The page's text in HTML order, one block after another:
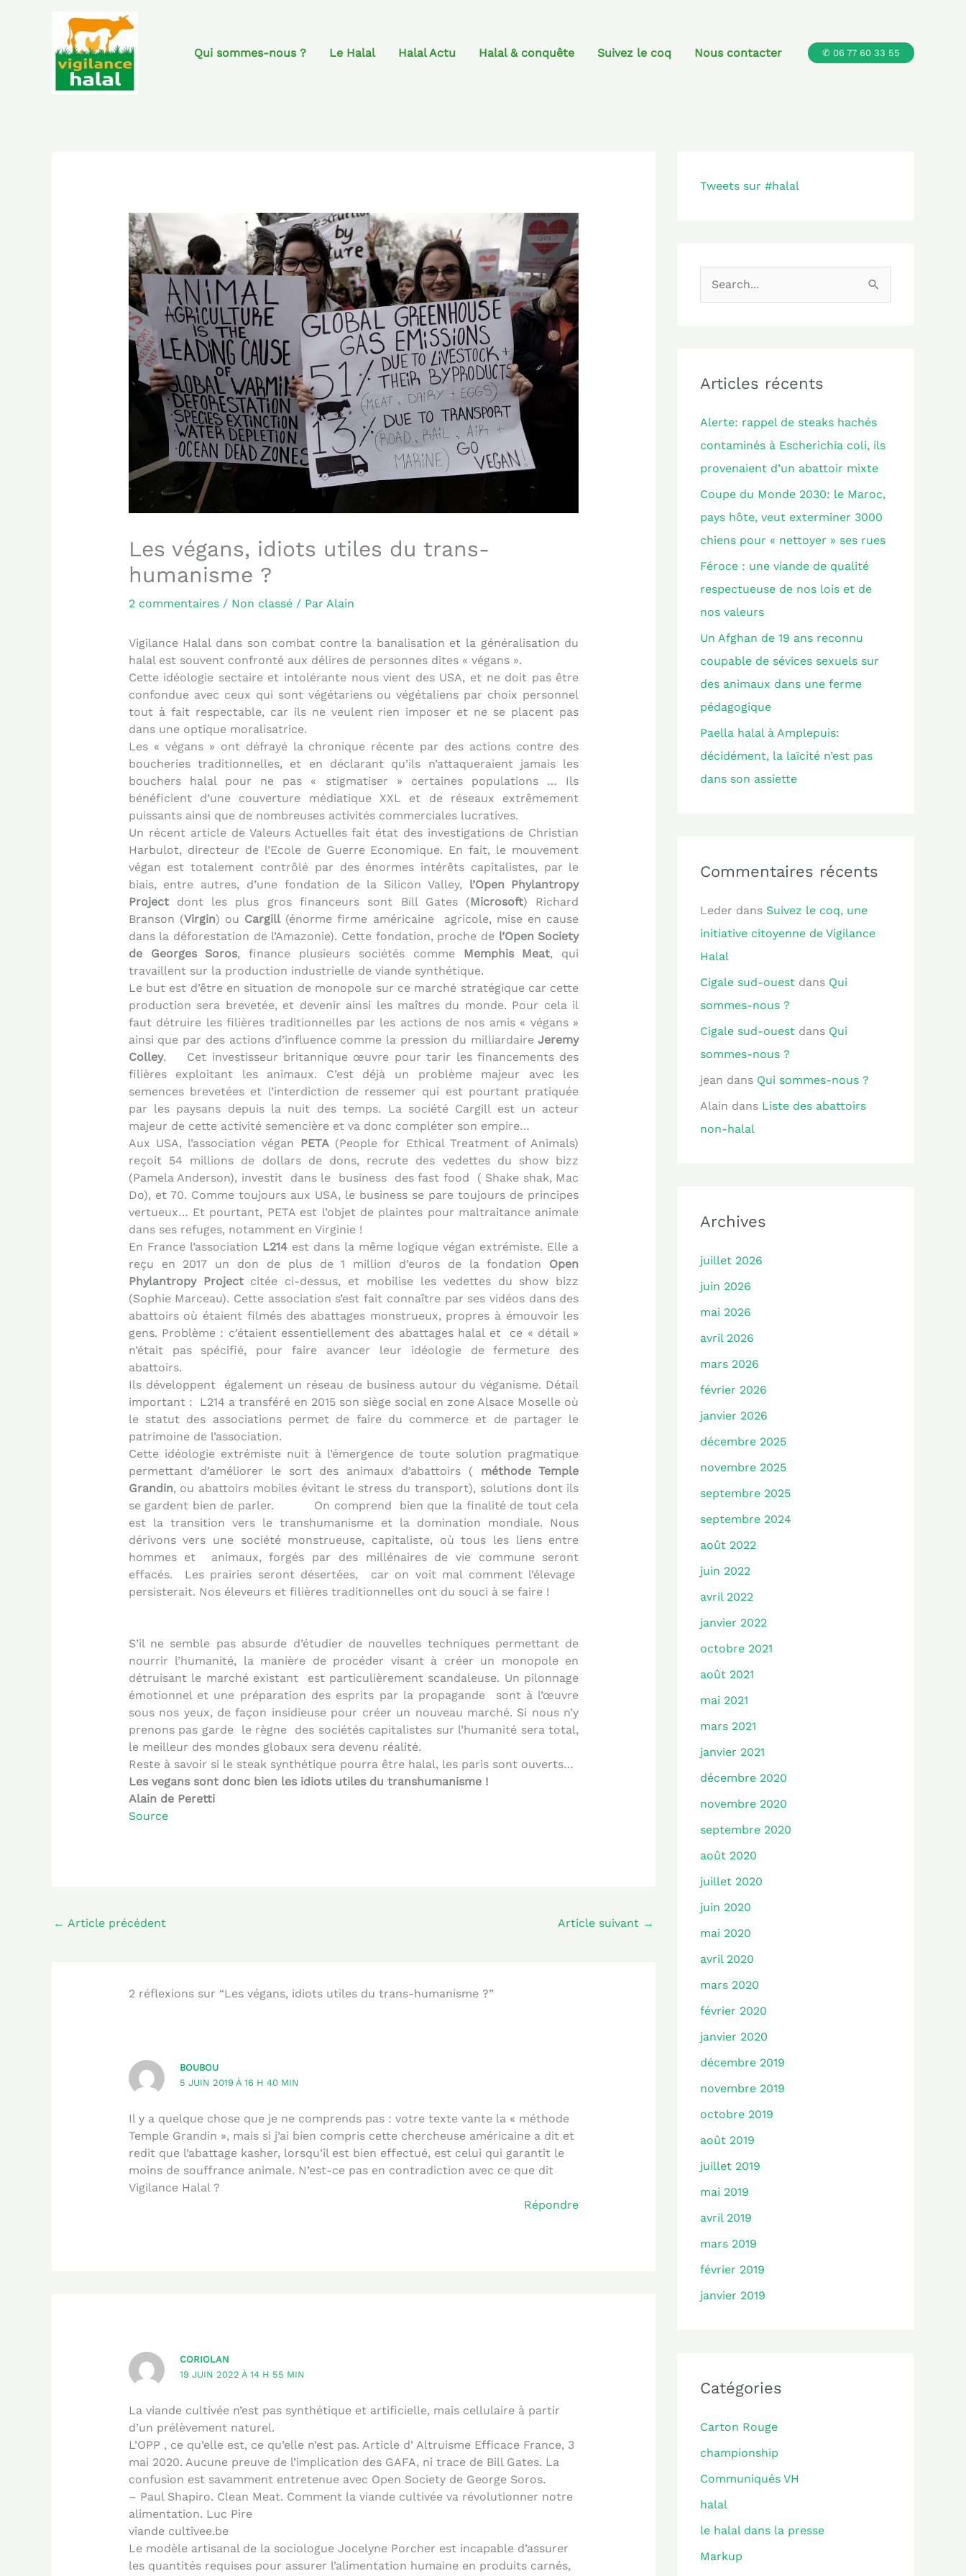
Qui sommes-nous ? Le Halal Halal Actu Halal & conquête Suivez le coq Nous contacter ✆ 06 77 60 33 55
Les végans, idiots utiles du trans-
humanisme ?
2 commentaires / Non classé/ Par Alain
Vigilance Halal dans son combat contre la banalisation et la généralisation du
halal est souvent confronté aux délires de personnes dites « végans ».
Cette idéologie sectaire et intolérante nous vient des USA, et ne doit pas être
confondue avec ceux qui sont végétariens ou végétaliens par choix personnel
tout à fait respectable, car ils ne veulent rien imposer et ne se placent pas
dans une optique moralisatrice.
Les « végans » ont défrayé la chronique récente par des actions contre des
boucheries traditionnelles, et en déclarant qu’ils n’attaqueraient jamais les
bouchers halal pour ne pas « stigmatiser » certaines populations … Ils
bénéficient d’une couverture médiatique XXL et de réseaux extrêmement
puissants ainsi que de nombreuses activités commerciales lucratives.
Un récent article de Valeurs Actuelles fait état des investigations de Christian
Harbulot, directeur de l’Ecole de Guerre Economique. En fait, le mouvement
végan est totalement contrôlé par des énormes intérêts capitalistes, par le
biais, entre autres, d’une fondation de la Silicon Valley, l’Open Phylantropy
Project dont les plus gros financeurs sont Bill Gates (Microsoft) Richard
Branson (Virgin) ou Cargill(énorme firme américaine
agricole, mise en cause
dans la déforestation de l’Amazonie). Cette fondation, proche de l’Open Society
de Georges Soros, finance plusieurs sociétés comme Memphis Meat, qui
travaillent sur la production industrielle de viande synthétique.
Le but est d’être en situation de monopole sur ce marché stratégique car cette
production sera brevetée, et devenir ainsi les maîtres du monde. Pour cela il
faut détruire les filières traditionnelles par les actions de nos amis « végans »
ainsi que par des actions d’influence comme la pression du milliardaireJeremy
Colley.
Cet investisseur britannique œuvre pour tarir les financements des
filières exploitant les animaux. C’est déjà un problème majeur avec les
semences brevetées et l’interdiction de ressemer qui est pourtant pratiquée
par les paysans depuis la nuit des temps. La société Cargill est un acteur
majeur de cette activité semencière et va donc compléter son empire…
Aux USA, l’association végan PETA(People for Ethical Treatment of Animals)
reçoit 54 millions de dollars de dons, recrute des vedettes du show bizz
(Pamela Anderson), investit
dans le business des fast food
( Shake shak, Mac
Do), et 70. Comme toujours aux USA, le business se pare toujours de principes
vertueux… Et pourtant, PETA est l’objet de plaintes pour maltraitance animale
dans ses refuges, notamment en Virginie !
En France l’association L214est dans la même logique végan extrémiste. Elle a
reçu en 2017 un don de plus de 1 million d’euros de la fondation Open
Phylantropy Projectcitée ci-dessus, et mobilise les vedettes du show bizz
(Sophie Marceau). Cette association s’est fait connaître par ses vidéos dans des
abattoirs où étaient filmés des abattages monstrueux, propres à émouvoir les
gens. Problème : c’étaient essentiellement des abattages halal et
ce « détail »
n’était pas spécifié, pour faire avancer leur idéologie de fermeture des
abattoirs.
Ils développent
également un réseau de business autour du véganisme. Détail
important :
L214 a transféré en 2015 son siège social en zone Alsace Moselle où
le statut des associations permet de faire du commerce et de partager le
patrimoine de l’association.
Cette idéologie extrémiste nuit à l’émergence de toute solution pragmatique
permettant d’améliorer le sort des animaux d’abattoirs ( méthode Temple
Grandin, ou abattoirs mobiles évitant le stress du transport), solutions dont ils
se gardent bien de parler.
On comprend
bien que la finalité de tout cela
est la transition vers le transhumanisme et la domination mondiale. Nous
dérivons vers une société monstrueuse, capitaliste, où tous les liens entre
hommes et
animaux, forgés par des millénaires de vie commune seront
effacés.
Les prairies seront désertées, car on voit mal comment l’élevage
persisterait. Nos éleveurs et filières traditionnelles ont du souci à se faire !
S’il ne semble pas absurde d’étudier de nouvelles techniques permettant de
nourrir l’humanité, la manière de procéder visant à créer un monopole en
détruisant le marché existant
est particulièrement scandaleuse. Un pilonnage
émotionnel et une préparation des esprits par la propagande
sont à l’œuvre
sous nos yeux, de façon insidieuse pour créer un nouveau marché. Si nous n’y
prenons pas garde
le règne
des sociétés capitalistes sur l’humanité sera total,
le meilleur des mondes globaux sera devenu réalité.
Reste à savoir si le steak synthétique pourra être halal, les paris sont ouverts…
Les vegans sont donc bien les idiots utiles du transhumanisme !
Alain de Peretti
Source
← Article précédent Article suivant →
2 réflexions sur “Les végans, idiots utiles du trans-humanisme ?”
BOUBOU
5 JUIN 2019 À 16 H 40 MIN
Il y a quelque chose que je ne comprends pas : votre texte vante la « méthode
Temple Grandin », mais si j’ai bien compris cette chercheuse américaine a dit et
redit que l’abattage kasher, lorsqu’il est bien effectué, est celui qui garantit le
moins de souffrance animale. N’est-ce pas en contradiction avec ce que dit
Vigilance Halal ?
Répondre
CORIOLAN
19 JUIN 2022 À 14 H 55 MIN
La viande cultivée n’est pas synthétique et artificielle, mais cellulaire à partir
d’un prélèvement naturel.
L’OPP , ce qu’elle est, ce qu’elle n’est pas. Article d’ Altruisme Efficace France, 3
mai 2020. Aucune preuve de l’implication des GAFA, ni trace de Bill Gates. La
confusion est savamment entretenue avec Open Society de George Soros.
– Paul Shapiro. Clean Meat. Comment la viande cultivée va révolutionner notre
alimentation. Luc Pire
viande cultivee.be
Le modèle artisanal de la sociologue Jocelyne Porcher est incapable d’assurer
les quantités requises pour assurer l’alimentation humaine en produits carnés,
Tweets sur #halal
e
c
h
e
r
:
Articles récents
Alerte: rappel de steaks hachés
contaminés à Escherichia coli, ils
provenaient d’un abattoir mixte
Coupe du Monde 2030: le Maroc,
pays hôte, veut exterminer 3000
chiens pour « nettoyer » ses rues
Féroce : une viande de qualité
respectueuse de nos lois et de
nos valeurs
Un Afghan de 19 ans reconnu
coupable de sévices sexuels sur
des animaux dans une ferme
pédagogique
Paella halal à Amplepuis:
décidément, la laïcité n’est pas
dans son assiette
Commentaires récents
Leder dans Suivez le coq, une
initiative citoyenne de Vigilance
Halal
Cigale sud-ouest dans Qui
sommes-nous ?
Cigale sud-ouest dans Qui
sommes-nous ?
jean dans Qui sommes-nous ?
Alain dans Liste des abattoirs
non-halal
Archives
juillet 2026
juin 2026
mai 2026
avril 2026
mars 2026
février 2026
janvier 2026
décembre 2025
novembre 2025
septembre 2025
septembre 2024
août 2022
juin 2022
avril 2022
janvier 2022
octobre 2021
août 2021
mai 2021
mars 2021
janvier 2021
décembre 2020
novembre 2020
septembre 2020
août 2020
juillet 2020
juin 2020
mai 2020
avril 2020
mars 2020
février 2020
janvier 2020
décembre 2019
novembre 2019
octobre 2019
août 2019
juillet 2019
mai 2019
avril 2019
mars 2019
février 2019
janvier 2019
Catégories
Carton Rouge
championship
Communiqués VH
halal
le halal dans la presse
Markup